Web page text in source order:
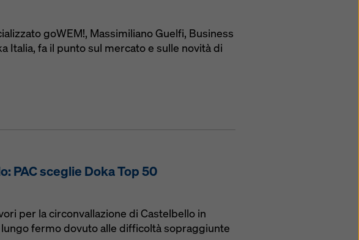
goWEM!, Massimiliano Guelfi, Business
Italia, fa il punto sul mercato e sulle novità di
PAC sceglie Doka Top 50
per la circonvallazione di Castelbello in
fermo dovuto alle difficoltà sopraggiunte